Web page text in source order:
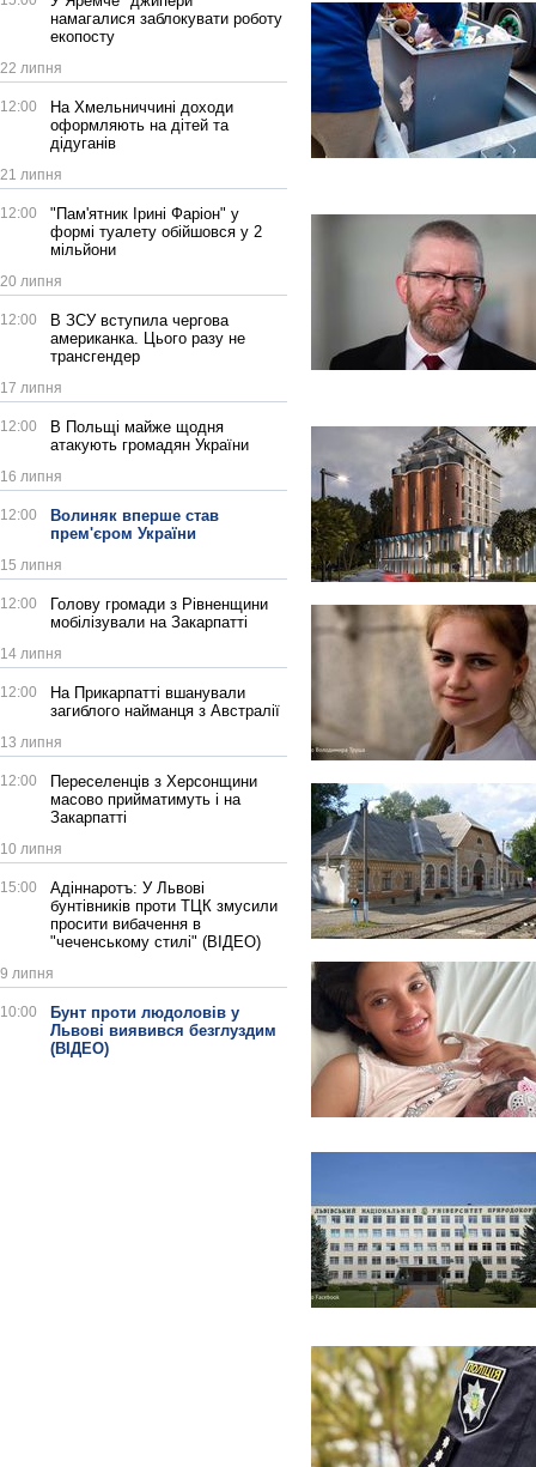
намагалися заблокувати роботу
екопосту
22 липня
12:00
На Хмельниччині доходи
оформляють на дітей та
дідуганів
21 липня
12:00
"Пам'ятник Ірині Фаріон" у
формі туалету обійшовся у 2
мільйони
20 липня
12:00
В ЗСУ вступила чергова
американка. Цього разу не
трансгендер
17 липня
12:00
В Польщі майже щодня
атакують громадян України
16 липня
12:00
Волиняк вперше став
прем'єром України
15 липня
12:00
Голову громади з Рівненщини
мобілізували на Закарпатті
14 липня
12:00
На Прикарпатті вшанували
загиблого найманця з Австралії
13 липня
12:00
Переселенців з Херсонщини
масово прийматимуть і на
Закарпатті
10 липня
15:00
Адіннаротъ: У Львові
бунтівників проти ТЦК змусили
просити вибачення в
"чеченському стилі" (ВІДЕО)
9 липня
10:00
Бунт проти людоловів у
Львові виявився безглуздим
(ВІДЕО)